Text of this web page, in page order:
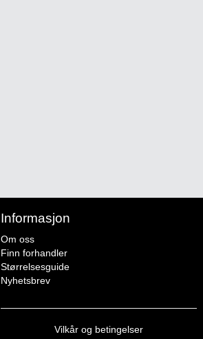
Informasjon
Om oss
Finn forhandler
Størrelsesguide
Nyhetsbrev
Vilkår og betingelser